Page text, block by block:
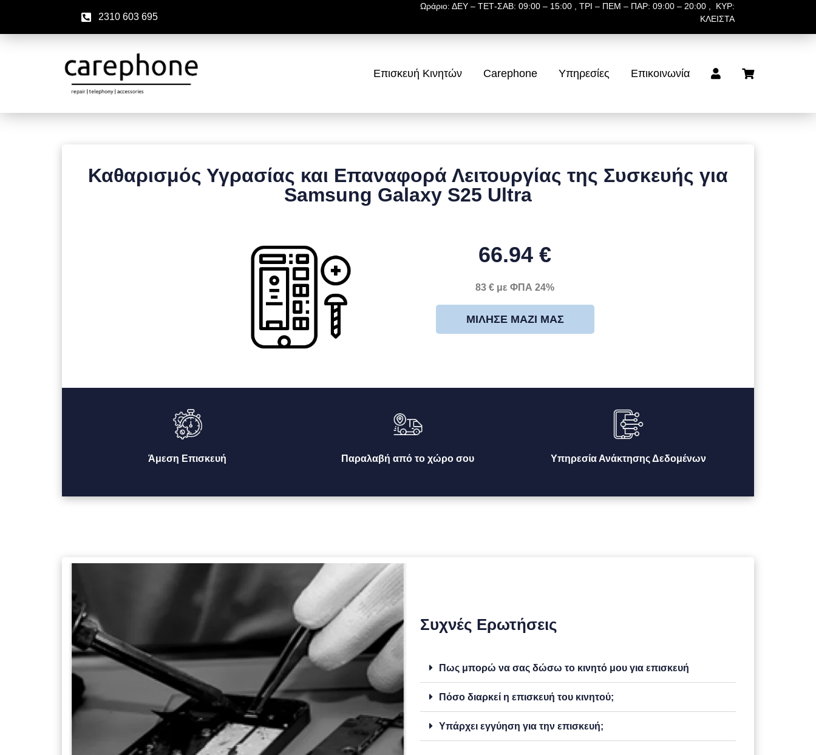
2310 603 695
Ωράριο: ΔΕΥ – ΤΕΤ-ΣΑΒ: 09:00 – 15:00 , ΤΡΙ – ΠΕΜ – ΠΑΡ: 09:00 – 20:00 , ΚΥΡ:
ΚΛΕΙΣΤΑ
Επισκευή Κινητών Carephone Υπηρεσίες Επικοινωνία
Καθαρισμός Υγρασίας και Επαναφορά Λειτουργίας της Συσκευής για
Samsung Galaxy S25 Ultra
66.94 €
83 € με ΦΠΑ 24%
ΜΊΛΗΣΕ ΜΑΖΊ ΜΑΣ
Άμεση Επισκευή Παραλαβή από το χώρο σου Υπηρεσία Ανάκτησης Δεδομένων
Συχνές Ερωτήσεις
Πως μπορώ να σας δώσω το κινητό μου για επισκευή
Πόσο διαρκεί η επισκευή του κινητού;
Υπάρχει εγγύηση για την επισκευή;